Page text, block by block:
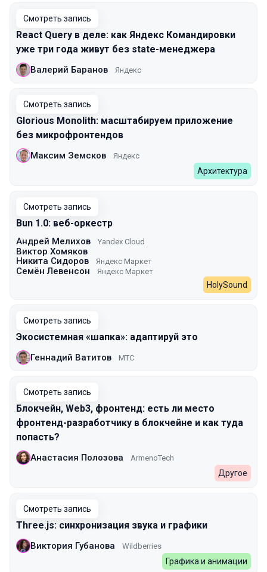
Смотреть запись
React Query в деле: как Яндекс Командировки
уже три года живут без state-менеджера
Валерий Баранов Яндекс
Смотреть запись
Glorious Monolith: масштабируем приложение
без микрофронтендов
Максим Земсков Яндекс
Архитектура
Смотреть запись
Bun 1.0: веб-оркестр
Андрей Мелихов Yandex Cloud
Виктор Хомяков
Никита Сидоров
Яндекс Маркет
Семён Левенсон Яндекс Маркет
HolySound
Смотреть запись
Экосистемная «шапка»: адаптируй это
Геннадий Ватитов МТС
Смотреть запись
Блокчейн, Web3, фронтенд: есть ли место
фронтенд-разработчику в блокчейне и как туда
попасть?
Анастасия Полозова ArmenoTech
Другое
Смотреть запись
Three.js: синхронизация звука и графики
Виктория Губанова Wildberries
Графика и анимации